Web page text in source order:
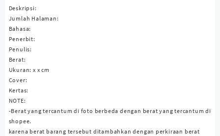
Deskripsi:
Jumlah Halaman:
Bahasa:
Penerbit:
Penulis:
Berat:
Ukuran: x x cm
Cover:
Kertas:
NOTE:
-Berat yang tercantum di foto berbeda dengan berat yang tercantum di
shopee.
karena berat barang tersebut ditambahkan dengan perkiraan berat